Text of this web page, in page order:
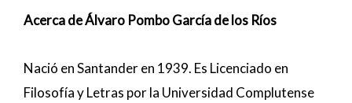
Acerca de Álvaro Pombo García de los Ríos
Nació en Santander en 1939. Es Licenciado en
Filosofía y Letras por la Universidad Complutense